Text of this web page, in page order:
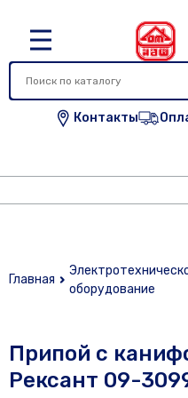
Контакты
Главная
оборудование
Припой с
Рексант 09-